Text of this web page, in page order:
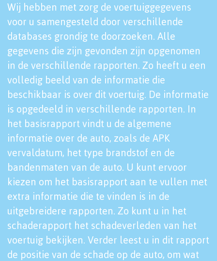
Wij hebben met zorg de voertuiggegevens
voor u samengesteld door verschillende
databases grondig te doorzoeken. Alle
gegevens die zijn gevonden zijn opgenomen
in de verschillende rapporten. Zo heeft u een
volledig beeld van de informatie die
beschikbaar is over dit voertuig. De informatie
is opgedeeld in verschillende rapporten. In
het basisrapport vindt u de algemene
informatie over de auto, zoals de APK
vervaldatum, het type brandstof en de
bandenmaten van de auto. U kunt ervoor
kiezen om het basisrapport aan te vullen met
extra informatie die te vinden is in de
uitgebreidere rapporten. Zo kunt u in het
schaderapport het schadeverleden van het
voertuig bekijken. Verder leest u in dit rapport
de positie van de schade op de auto, om wat